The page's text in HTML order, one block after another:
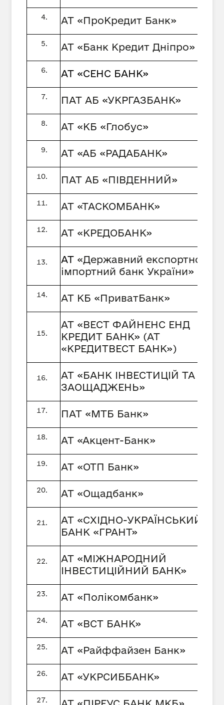
АТ «ПроКредит Банк»
АТ «Банк Кредит Дніпро»
АТ «СЕНС БАНК»
ПАТ АБ «УКРГАЗБАНК»
АТ «КБ «Глобус»
АТ «АБ «РАДАБАНК»
ПАТ АБ «ПІВДЕННИЙ»
АТ «ТАСКОМБАНК»
АТ «КРЕДОБАНК»
АТ «Державний експортно-
імпортний банк України»
АТ КБ «ПриватБанк»
АТ «ВЕСТ ФАЙНЕНС ЕНД
КРЕДИТ БАНК» (АТ
«КРЕДИТВЕСТ БАНК»)
АТ «БАНК ІНВЕСТИЦІЙ ТА
ЗАОЩАДЖЕНЬ»
ПАТ «МТБ Банк»
АТ «Акцент-Банк»
АТ «ОТП Банк»
АТ «Ощадбанк»
АТ «СХІДНО-УКРАЇНСЬКИЙ
БАНК «ГРАНТ»
АТ «МІЖНАРОДНИЙ
ІНВЕСТИЦІЙНИЙ БАНК»
АТ «Полікомбанк»
АТ «ВСТ БАНК»
АТ «Райффайзен Банк»
АТ «УКРСИББАНК»